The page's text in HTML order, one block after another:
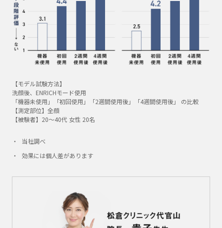
【モデル試験方法】
洗顔後、ENRICHモード使用
「機器未使用」「初回使用」「2週間使用後」「4週間使用後」 の比較
【測定部位】全顔
【被験者】20～40代 女性 20名
当社調べ
効果には個人差があります